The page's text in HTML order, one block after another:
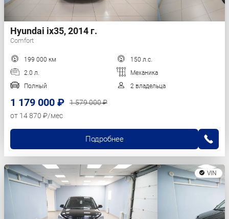
Hyundai ix35, 2014 г.
Comfort
199 000 км
150 л.с.
2.0 л.
Механика
Полный
2 владельца
1 179 000 ₽
1 579 000 ₽
от 14 870 ₽/мес
Подробнее
VIN